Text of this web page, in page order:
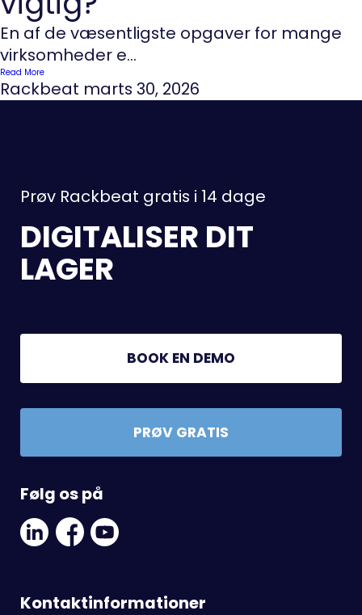
En af de væsentligste opgaver for mange
virksomheder e...
Read More
Rackbeat marts 30, 2026
Prøv Rackbeat gratis i 14 dage
DIGITALISER DIT
LAGER
BOOK EN DEMO
PRØV GRATIS
Følg os på
Linkedin
Social
Link
Facebook
Social
Link
Youtube
Link
Kontaktinformationer